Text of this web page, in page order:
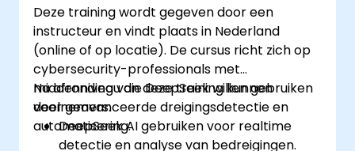
Deze training wordt gegeven door een
instructeur en vindt plaats in Nederland
(online of op locatie). De cursus richt zich op
cybersecurity-professionals met
middenniveau die DeepSeek willen gebruiken
voor geavanceerde dreigingsdetectie en
automatisering.
Na afronding van deze training kunnen
deelnemers:
DeepSeek AI gebruiken voor realtime
detectie en analyse van bedreigingen.